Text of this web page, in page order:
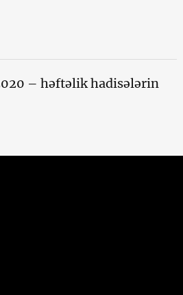
– həftəlik hadisələrin